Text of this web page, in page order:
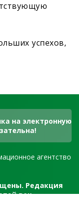
успехов,
на электронную
агентство
Редакция
век»